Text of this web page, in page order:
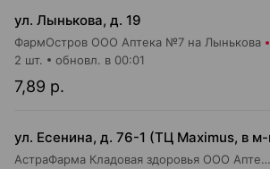
ул. Лынькова, д. 19
ФармОстров ООО Аптека №7 на Лынькова
7,89 р.
2 шт. обновл. в 00:01
АстраФарма Кладовая здоровья ООО Аптека №9